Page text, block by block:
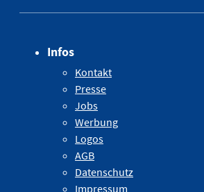
Infos
Kontakt
Presse
Jobs
Werbung
Logos
AGB
Datenschutz
Impressum